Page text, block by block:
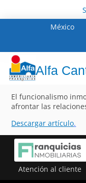
México
Alfa
El funcionalismo
afrontar las
Descargar artículo.
Atención al cliente